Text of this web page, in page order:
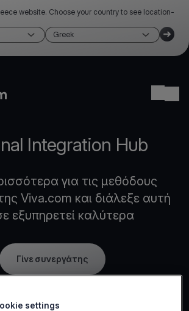
website. Choose your country to see location-
Greek
Integration Hub
για τις μεθόδους
Viva.com και διάλεξε αυτή
εξυπηρετεί καλύτερα
Γίνε συνεργάτης
settings